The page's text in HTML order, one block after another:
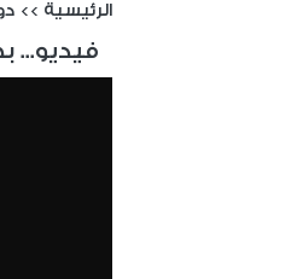
الرئيسية >>
فيديو...